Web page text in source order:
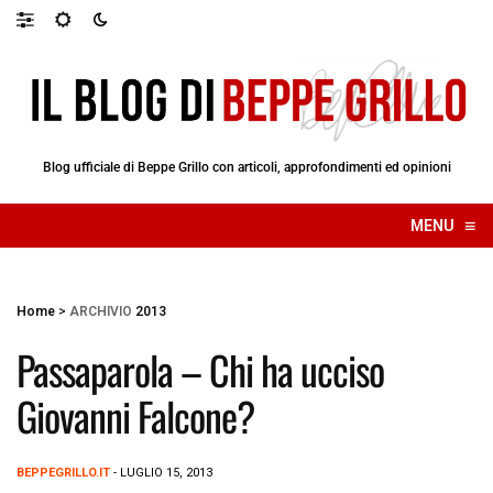
Blog ufficiale di Beppe Grillo con articoli, approfondimenti ed opinioni
MENU ≡
☰
Home > ARCHIVIO 2013
Passaparola – Chi ha ucciso
Giovanni Falcone?
BEPPEGRILLO.IT - LUGLIO 15, 2013